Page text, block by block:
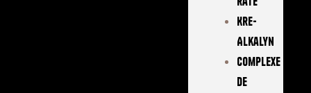
Kre-
Alkalyn
Complexe
De